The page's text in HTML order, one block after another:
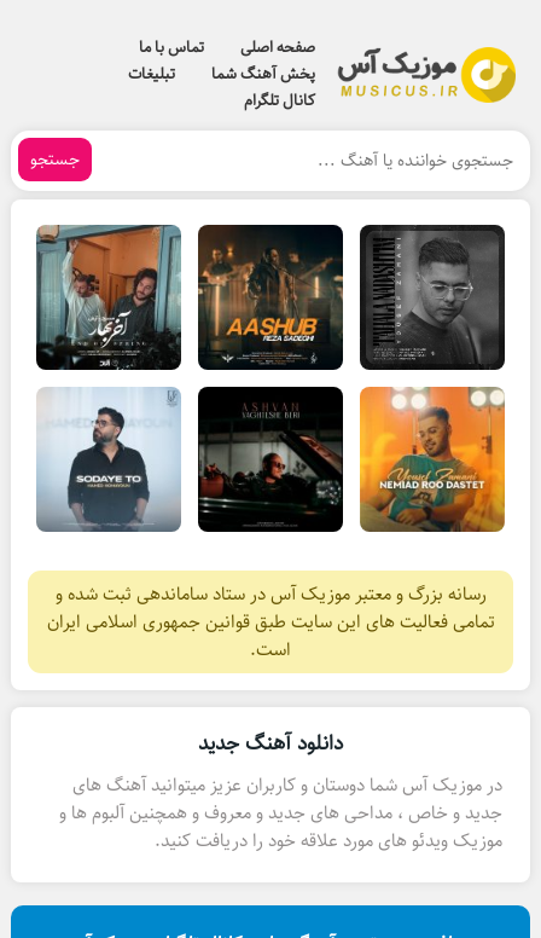
صفحه اصلی
تماس با ما
پخش آهنگ شما
تبلیغات
کانال تلگرام
جستجو
رسانه بزرگ و معتبر موزیک آس در ستاد ساماندهی ثبت شده و
تمامی فعالیت های این سایت طبق قوانین جمهوری اسلامی ایران
است.
دانلود آهنگ جدید
در موزیک آس شما دوستان و کاربران عزیز میتوانید آهنگ های
جدید و خاص ، مداحی های جدید و معروف و همچنین آلبوم ها و
موزیک ویدئو های مورد علاقه خود را دریافت کنید.